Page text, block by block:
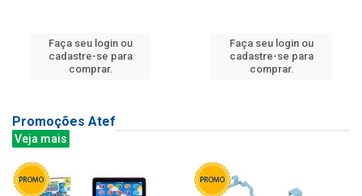
Faça seu login ou
cadastre-se para
comprar.
Faça seu login ou
cadastre-se para
comprar.
Promoções Atef
Veja mais